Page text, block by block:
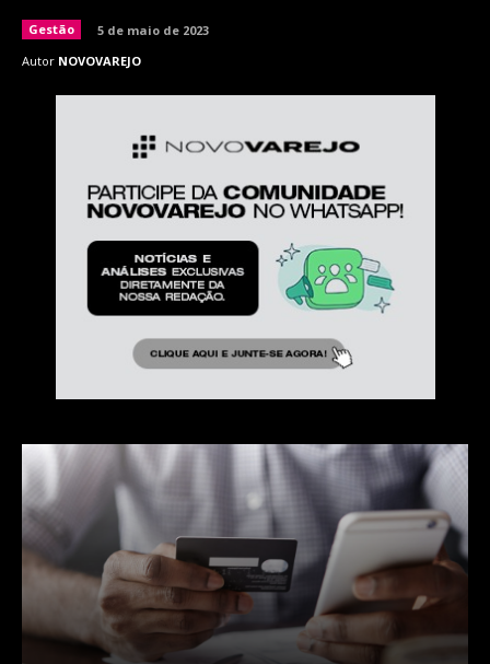
Gestão
5 de maio de 2023
Autor NOVOVAREJO